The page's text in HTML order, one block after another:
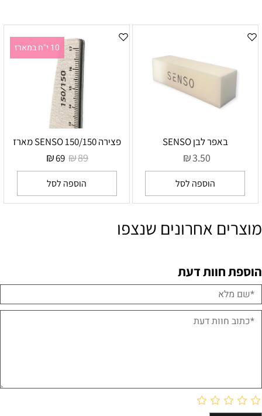
באפר לבן SENSO
₪3.50
הוספה לסל
10 י"ח במארז
פצירה SENSO 150/150 מארז
₪89
₪69
הוספה לסל
מוצרים אחרונים שנצפו
הוספת חוות דעת